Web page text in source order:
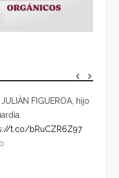
JULIÁN FIGUEROA, hijo
t.co/bRuCZR6Z97